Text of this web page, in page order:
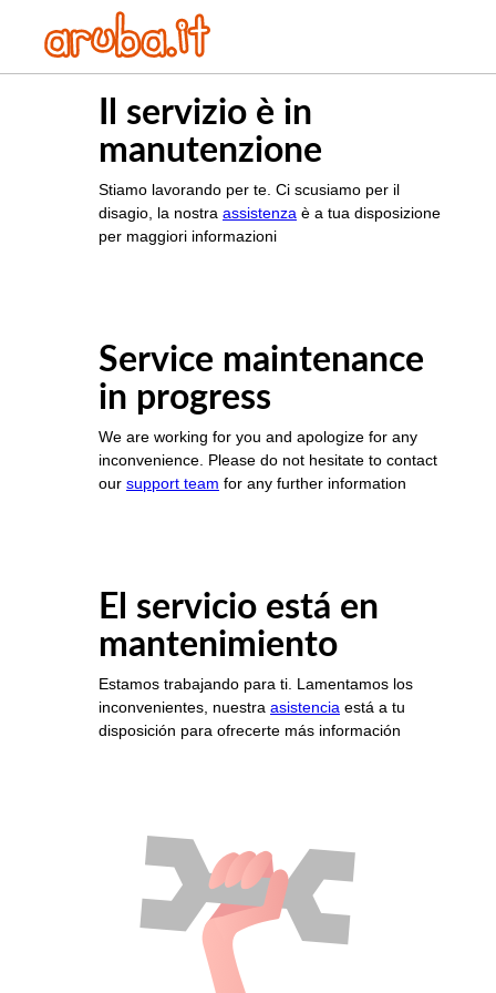
Il servizio è in
manutenzione
Stiamo lavorando per te. Ci scusiamo per il
disagio, la nostra assistenza è a tua disposizione
per maggiori informazioni
Service maintenance
in progress
We are working for you and apologize for any
inconvenience. Please do not hesitate to contact
our support team for any further information
El servicio está en
mantenimiento
Estamos trabajando para ti. Lamentamos los
inconvenientes, nuestra asistencia está a tu
disposición para ofrecerte más información